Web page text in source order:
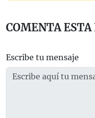
COMENTA
Escribe tu mensaje